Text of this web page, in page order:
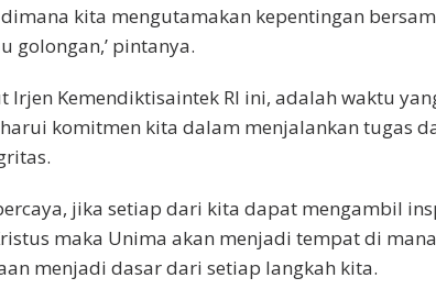
kita mengutamakan kepentingan
golongan,’ pintanya.
Irjen Kemendiktisaintek RI ini, adalah waktu
komitmen kita dalam menjalankan tugas
jika setiap dari kita dapat mengambil
maka Unima akan menjadi tempat di
menjadi dasar dari setiap langkah kita.